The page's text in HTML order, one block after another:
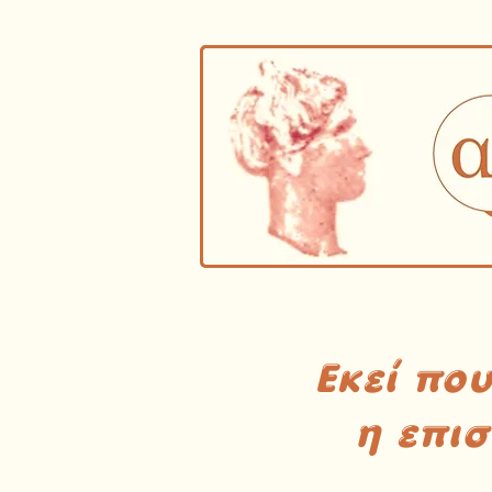
Εκεί
η